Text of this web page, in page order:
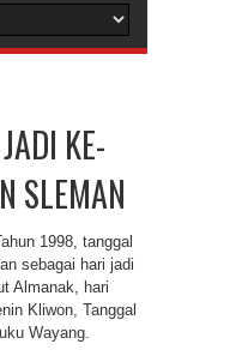
KE-
SLEMAN
1998, tanggal
sebagai hari jadi
Almanak, hari
Kliwon, Tanggal
Wayang.